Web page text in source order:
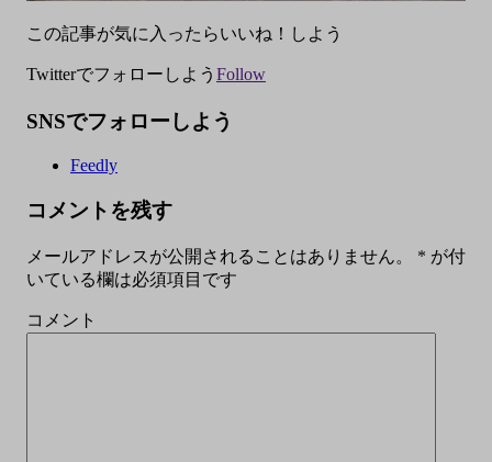
この記事が気に入ったらいいね！しよう
Twitterでフォローしよう Follow
SNSでフォローしよう
Feedly
コメントを残す
メールアドレスが公開されることはありません。 * が付
いている欄は必須項目です
コメント